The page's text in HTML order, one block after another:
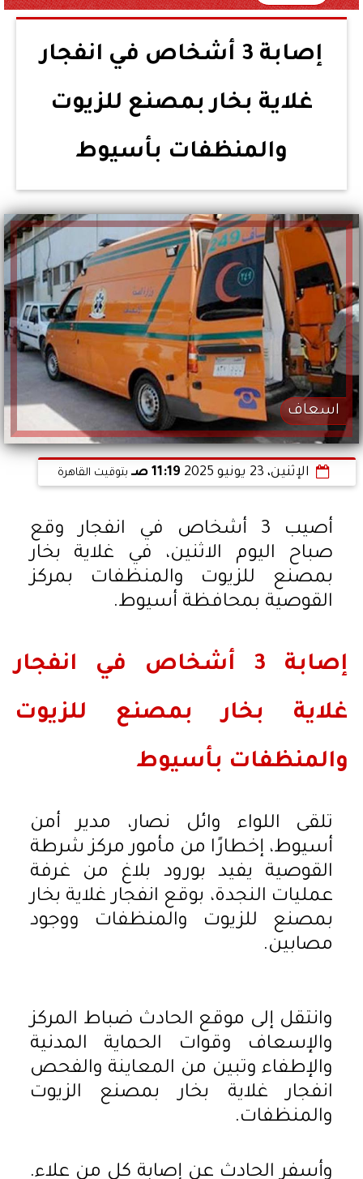
إصابة 3 أشخاص في انفجار
غلاية بخار بمصنع للزيوت
والمنظفات بأسيوط
اسعاف
الإثنين، 23 يونيو 2025 11:19 صـ بتوقيت القاهرة
أصيب 3 أشخاص في انفجار وقع
صباح اليوم الاثنين، في غلاية بخار
بمصنع للزيوت والمنظفات بمركز
القوصية بمحافظة أسيوط.
إصابة 3 أشخاص في انفجار
غلاية بخار بمصنع للزيوت
والمنظفات بأسيوط
تلقى اللواء وائل نصار، مدير أمن
أسيوط، إخطارًا من مأمور مركز شرطة
القوصية يفيد بورود بلاغ من غرفة
عمليات النجدة، بوقع انفجار غلاية بخار
بمصنع للزيوت والمنظفات ووجود
مصابين.
وانتقل إلى موقع الحادث ضباط المركز
والإسعاف وقوات الحماية المدنية
والإطفاء وتبين من المعاينة والفحص
انفجار غلاية بخار بمصنع الزيوت
والمنظفات.
وأسفر الحادث عن إصابة كل من علاء.